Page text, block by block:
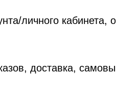
личного кабинета,
доставка,